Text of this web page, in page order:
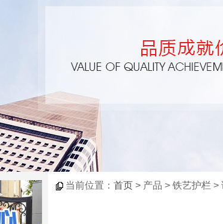
当前位置： 首页 > 产品 > 铁艺护栏 >